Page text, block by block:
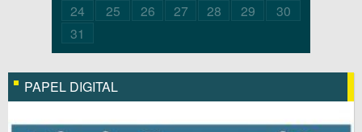
24
25 26 27 28 29
30
31
PAPEL DIGITAL